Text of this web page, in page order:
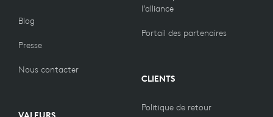
Blog
Presse
Nous contacter
l’alliance
Portail des partenaires
CLIENTS
Politique de retour